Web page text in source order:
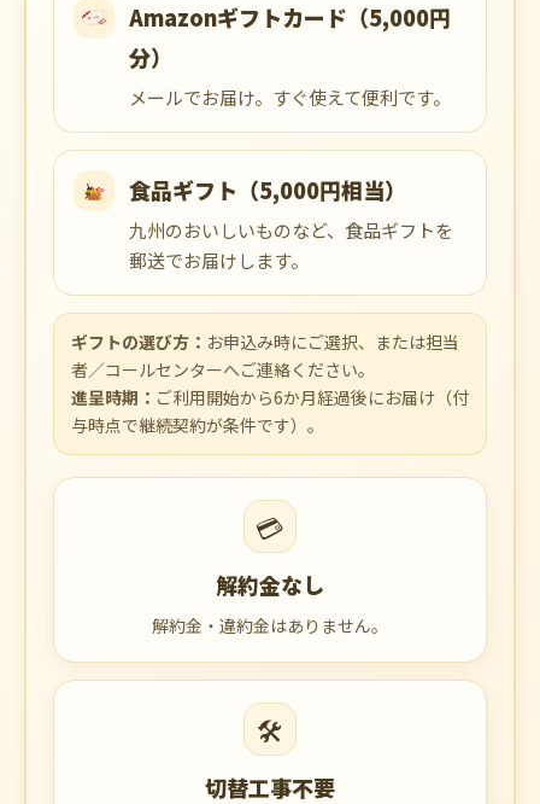
Amazonギフトカード（5,000円
分）
メールでお届け。すぐ使えて便利です。
食品ギフト（5,000円相当）
九州のおいしいものなど、食品ギフトを
郵送でお届けします。
ギフトの選び方： お申込み時にご選択、または担当
者／コールセンターへご連絡ください。
進呈時期： ご利用開始から6か月経過後にお届け（付
与時点で継続契約が条件です）。
💳
解約金なし
解約金・違約金はありません。
🛠️
切替工事不要